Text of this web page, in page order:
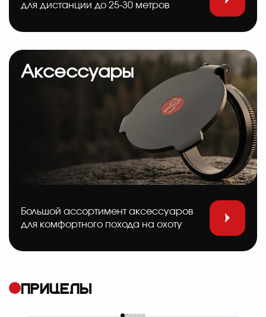
для дистанции до 25-30 метров
Аксессуары
Большой ассортимент аксессуаров
для комфортного похода на охоту
ПРИЦЕЛЫ